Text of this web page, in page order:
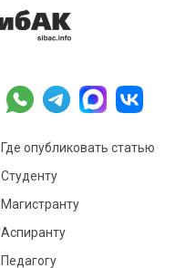
Где опубликовать статью
Студенту
Магистранту
Аспиранту
Педагогу